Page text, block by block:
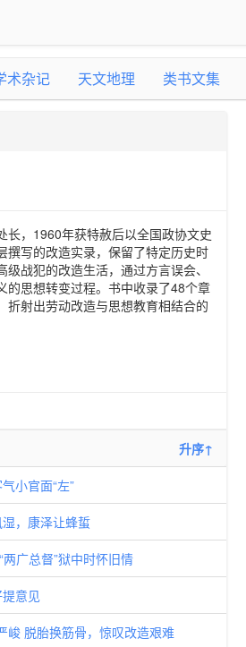
术杂记 天文地理 类书文集
长，1960年获特赦后以全国政协文史
撰写的改造实录，保留了特定历史时
战犯的改造生活，通过方言误会、
的思想转变过程。书中收录了48个章
射出劳动改造与思想教育相结合的
升序↑
小官面“左”
，康泽让蜂蜇
广总督”狱中时怀旧情
意见
峻 脱胎换筋骨，惊叹改造艰难